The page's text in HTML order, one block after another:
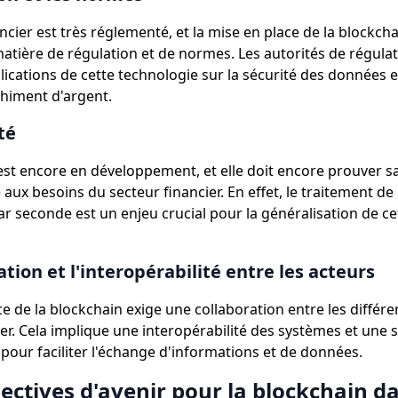
est très réglementé, et la mise en place de la
de régulation et de normes. Les autorités de
de cette technologie sur la sécurité des données
d'argent.
encore en développement, et elle doit encore prouver
besoins du secteur financier. En effet, le traitement
seconde est un enjeu crucial pour la généralisation de
et l'interopérabilité entre les acteurs
de la blockchain exige une collaboration entre les
Cela implique une interopérabilité des systèmes et une
faciliter l'échange d'informations et de données.
d'avenir pour la blockchain